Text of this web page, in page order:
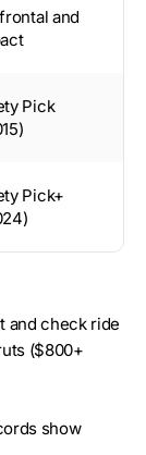
and
Pick
Pick+
and check ride
($800+
show